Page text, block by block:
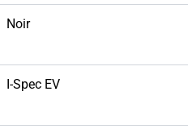
Noir
I-Spec EV